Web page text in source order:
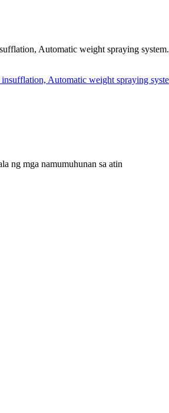
Automatic weight spraying system.
ng mga namumuhunan sa atin